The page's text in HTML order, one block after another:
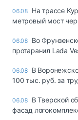
06.08 На трассе
метровый мост
06.08 Во
протаранил Lada
06.08 В
100 тыс. руб. за
06.08 В Тверской
фасад